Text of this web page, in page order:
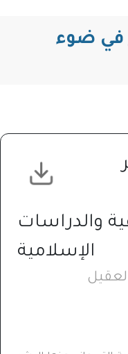
في ضوء
والدراسات
الإسلامية